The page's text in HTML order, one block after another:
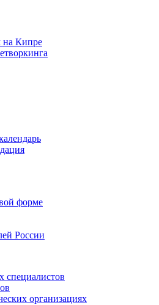
на Кипре
форме
России
специалистов
организациях